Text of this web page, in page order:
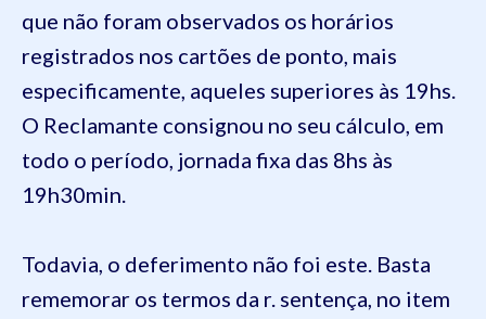
que não foram observados os horários
registrados nos cartões de ponto, mais
especificamente, aqueles superiores às 19hs.
O Reclamante consignou no seu cálculo, em
todo o período, jornada fixa das 8hs às
19h30min.
Todavia, o deferimento não foi este. Basta
rememorar os termos da r. sentença, no item